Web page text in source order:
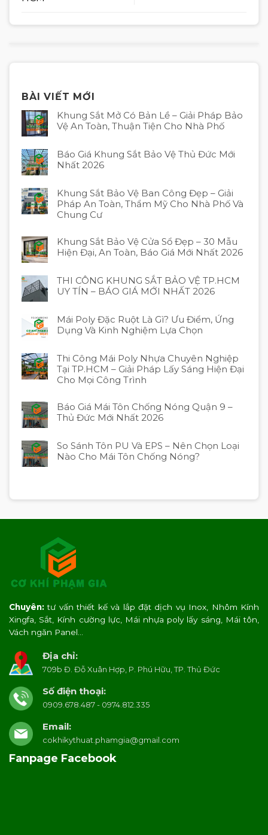
BÀI VIẾT MỚI
Khung Sắt Mở Có Bản Lề – Giải Pháp Bảo
Vệ An Toàn, Thuận Tiện Cho Nhà Phố
Báo Giá Khung Sắt Bảo Vệ Thủ Đức Mới
Nhất 2026
Khung Sắt Bảo Vệ Ban Công Đẹp – Giải
Pháp An Toàn, Thẩm Mỹ Cho Nhà Phố Và
Chung Cư
Khung Sắt Bảo Vệ Cửa Sổ Đẹp – 30 Mẫu
Hiện Đại, An Toàn, Báo Giá Mới Nhất 2026
THI CÔNG KHUNG SẮT BẢO VỆ TP.HCM
UY TÍN – BÁO GIÁ MỚI NHẤT 2026
Mái Poly Đặc Ruột Là Gì? Ưu Điểm, Ứng
Dụng Và Kinh Nghiệm Lựa Chọn
Thi Công Mái Poly Nhựa Chuyên Nghiệp
Tại TP.HCM – Giải Pháp Lấy Sáng Hiện Đại
Cho Mọi Công Trình
Báo Giá Mái Tôn Chống Nóng Quận 9 –
Thủ Đức Mới Nhất 2026
So Sánh Tôn PU Và EPS – Nên Chọn Loại
Nào Cho Mái Tôn Chống Nóng?
Chuyên:tư vấn thiết kế và lắp đặt dịch vụ Inox, Nhôm Kính
Xingfa, Sắt, Kính cường lực, Mái nhựa poly lấy sáng, Mái tôn,
Vách ngăn Panel…
Địa chỉ:
709b Đ. Đỗ Xuân Hợp, P. Phú Hữu, TP. Thủ Đức
Số điện thoại:
0909.678.487 - 0974.812.335
Email:
cokhikythuat.phamgia@gmail.com
Fanpage Facebook